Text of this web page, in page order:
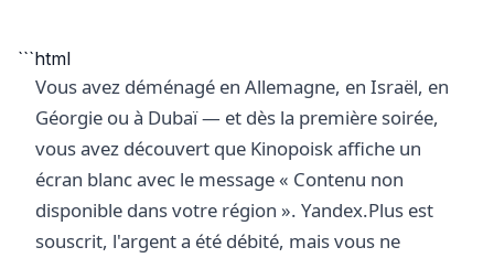
```html
Vous avez déménagé en Allemagne, en Israël, en
Géorgie ou à Dubaï — et dès la première soirée,
vous avez découvert que Kinopoisk affiche un
écran blanc avec le message « Contenu non
disponible dans votre région ». Yandex.Plus est
souscrit, l'argent a été débité, mais vous ne